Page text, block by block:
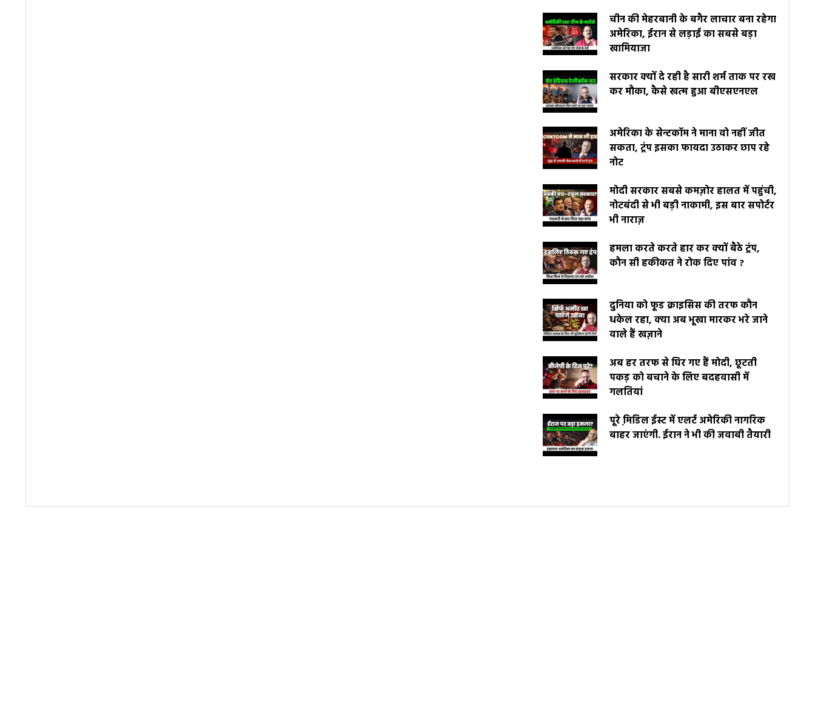
चीन की मेहरबानी के बगैर लाचार बना रहेगा
अमेरिका, ईरान से लड़ाई का सबसे बड़ा
खामियाजा
सरकार क्यों दे रही है सारी शर्म ताक पर रख
कर मौका, कैसे खत्म हुआ बीएसएनएल
अमेरिका के सेन्टकॉम ने माना वो नहीं जीत
सकता, ट्रंप इसका फायदा उठाकर छाप रहे
नोट
मोदी सरकार सबसे कमज़ोर हालत में पहुंची,
नोटबंदी से भी बड़ी नाकामी, इस बार सपोर्टर
भी नाराज़
हमला करते करते हार कर क्यों बैठे ट्रंप,
कौन सी हकीकत ने रोक दिए पांव ?
दुनिया को फूड क्राइसिस की तरफ कौन
धकेल रहा, क्या अब भूखा मारकर भरे जाने
वाले हैं खज़ाने
अब हर तरफ से घिर गए हैं मोदी, छूटती
पकड़ को बचाने के लिए बदहवासी में
गलतियां
पूरे मि़डिल ईस्ट में एलर्ट अमेरिकी नागरिक
बाहर जाएंगी. ईरान ने भी की जवाबी तैयारी